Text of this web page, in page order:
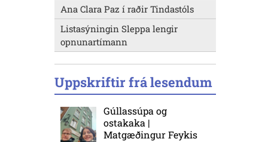
Ana Clara Paz í raðir Tindastóls
Listasýningin Sleppa lengir
opnunartímann
Uppskriftir frá lesendum
Gúllassúpa og
ostakaka |
Matgæðingur Feykis